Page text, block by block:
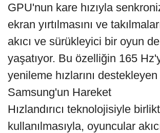
GPU'nun kare hızıyla
ekran yırtılmasını ve
akıcı ve sürükleyici bir oyun
yaşatıyor. Bu özelliğin 165
yenileme hızlarını destekleyen
Samsung'un Hareket
Hızlandırıcı teknolojisiyle
kullanılmasıyla, oyuncular